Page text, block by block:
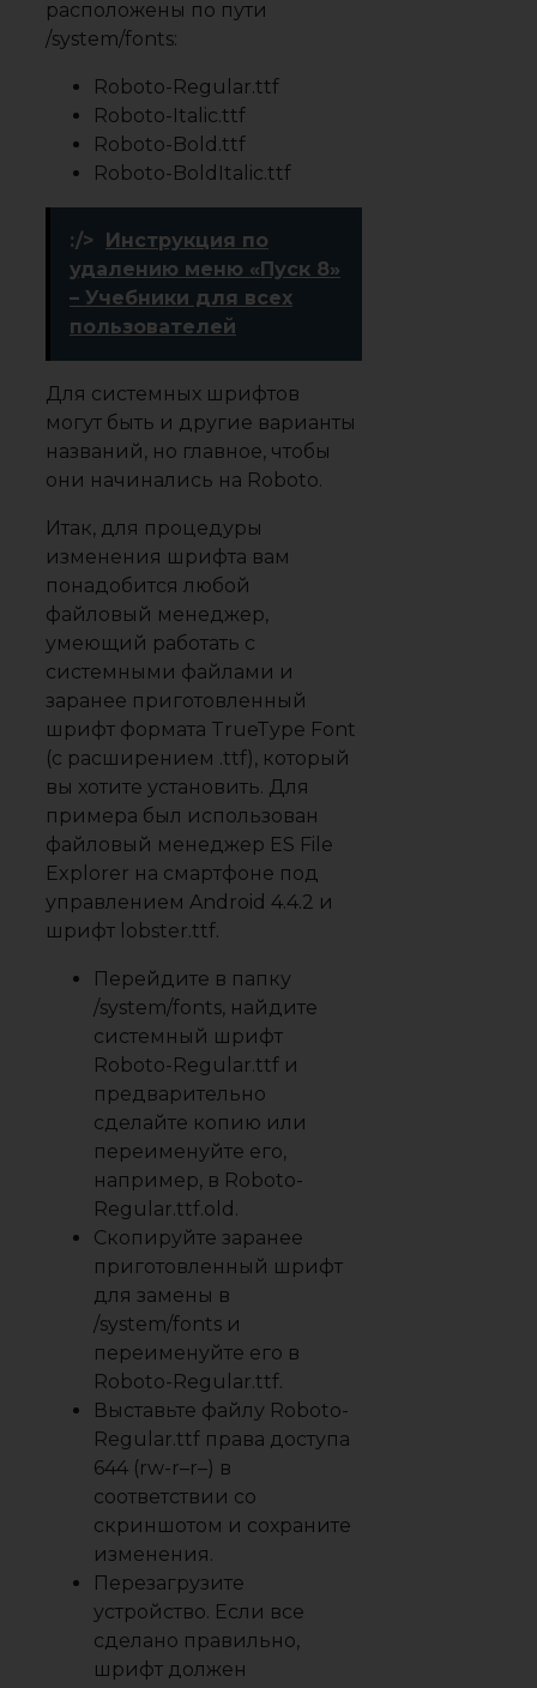
расположены по пути
/system/fonts:
Roboto-Regular.ttf
Roboto-Italic.ttf
Roboto-Bold.ttf
Roboto-BoldItalic.ttf
:/>
Инструкция по
удалению меню «Пуск 8»
– Учебники для всех
пользователей
Для системных шрифтов
могут быть и другие варианты
названий, но главное, чтобы
они начинались на Roboto.
Итак, для процедуры
изменения шрифта вам
понадобится любой
файловый менеджер,
умеющий работать с
системными файлами и
заранее приготовленный
шрифт формата TrueType Font
(с расширением .ttf), который
вы хотите установить. Для
примера был использован
файловый менеджер ES File
Explorer на смартфоне под
управлением Android 4.4.2 и
шрифт lobster.ttf.
Перейдите в папку
/system/fonts, найдите
системный шрифт
Roboto-Regular.ttf и
предварительно
сделайте копию или
переименуйте его,
например, в Roboto-
Regular.ttf.old.
Скопируйте заранее
приготовленный шрифт
для замены в
/system/fonts и
переименуйте его в
Roboto-Regular.ttf.
Выставьте файлу Roboto-
Regular.ttf права доступа
644 (rw-r–r–) в
соответствии со
скриншотом и сохраните
изменения.
Перезагрузите
устройство. Если все
сделано правильно,
шрифт должен